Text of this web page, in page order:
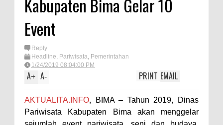
TEGAS! Kapolres Bima PTDH 1
Staf Ahli Tekankan Peran
Perempuan sebagai Penggerak
Pelatihan Kewirausahaan Kota
Bima
Kabupaten Bima Gelar 10
Event
Reply
Headline, Pariwisata, Pemerintahan
1/24/2019 08:04:00 PM
A+ A- EMAIL
PRINT
AKTUALITA.INFO, BIMA – Tahun 2019, Dinas
Pariwisata Kabupaten Bima akan menggelar